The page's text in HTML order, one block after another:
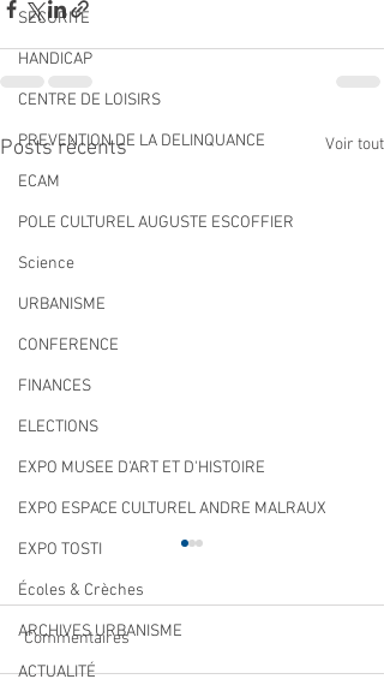
SECURITE
HANDICAP
CENTRE DE LOISIRS
PREVENTION DE LA DELINQUANCE
ECAM
POLE CULTUREL AUGUSTE ESCOFFIER
Science
URBANISME
CONFERENCE
FINANCES
ELECTIONS
EXPO MUSEE D'ART ET D'HISTOIRE
EXPO ESPACE CULTUREL ANDRE MALRAUX
EXPO TOSTI
Écoles & Crèches
ARCHIVES URBANISME
ACTUALITÉ
Posts récents Voir tout
Commentaires